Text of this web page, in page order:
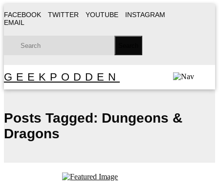
FACEBOOK TWITTER YOUTUBE
INSTAGRAM
EMAIL
GEEKPODDEN
Posts Tagged: Dungeons &
Dragons